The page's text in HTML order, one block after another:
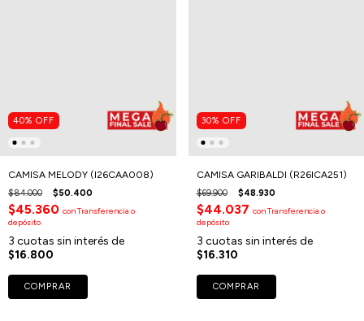
40% OFF
CAMISA MELODY (I26CAA008)
$84.000 $50.400
$45.360 conTransferencia o
depósito
3 cuotas sin interés de
$16.800
COMPRAR
30% OFF
CAMISA GARIBALDI (R26ICA251)
$69.900 $48.930
$44.037 conTransferencia o
depósito
3 cuotas sin interés de
$16.310
COMPRAR